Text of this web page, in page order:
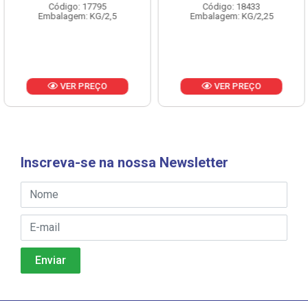
Código: 17795
Embalagem: KG/2,5
VER PREÇO
Código: 18433
Embalagem: KG/2,25
VER PREÇO
Inscreva-se na nossa Newsletter